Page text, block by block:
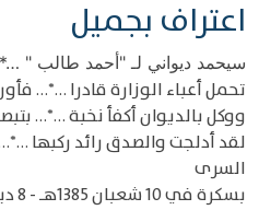
اعتراف بجميل
سيحمد ديواني لـ "أحمد طالب "
تحمل أعباء الوزارة قادرا …*…
ووكل بالديوان أكفأ نخبة …*…
لقد أدلجت والصدق رائد ركبها
السرى
بسكرة في 10 شعبان 1385هـ - 8 ديسمبر 1965م.